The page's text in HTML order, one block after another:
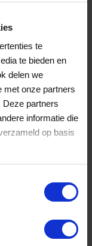
te
te bieden en
delen we
met onze partners
Deze partners
informatie die
op basis